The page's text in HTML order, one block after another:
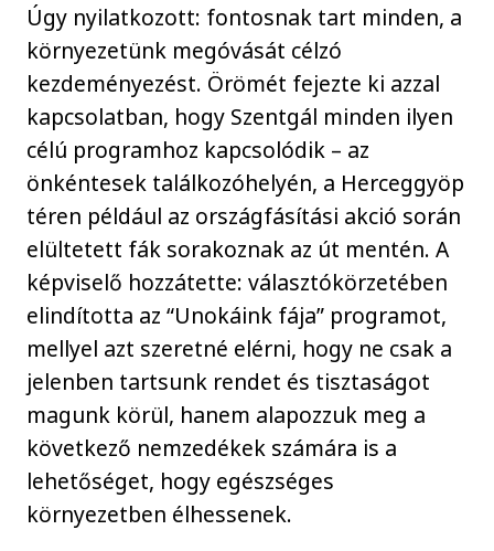
Úgy nyilatkozott: fontosnak tart minden, a
környezetünk megóvását célzó
kezdeményezést. Örömét fejezte ki azzal
kapcsolatban, hogy Szentgál minden ilyen
célú programhoz kapcsolódik – az
önkéntesek találkozóhelyén, a Herceggyöp
téren például az országfásítási akció során
elültetett fák sorakoznak az út mentén. A
képviselő hozzátette: választókörzetében
elindította az “Unokáink fája” programot,
mellyel azt szeretné elérni, hogy ne csak a
jelenben tartsunk rendet és tisztaságot
magunk körül, hanem alapozzuk meg a
következő nemzedékek számára is a
lehetőséget, hogy egészséges
környezetben élhessenek.